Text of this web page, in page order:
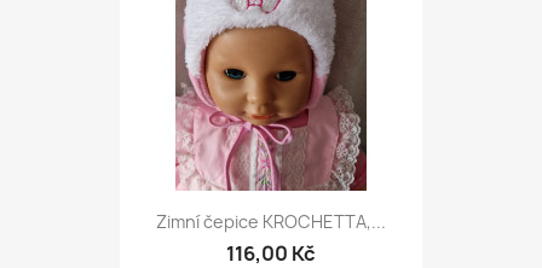
Zimní čepice KROCHETTA,...
116,00 Kč